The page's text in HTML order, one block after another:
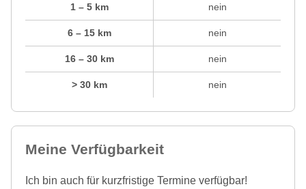
1 – 5 km
6 – 15 km
16 – 30 km
> 30 km
nein
nein
nein
nein
Meine Verfügbarkeit
Ich bin auch für kurzfristige Termine verfügbar!